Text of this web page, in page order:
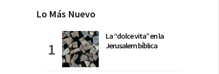
Lo Más Nuevo
La “dolce vita” en la
Jerusalem bíblica